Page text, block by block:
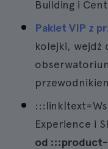
Building i
Pakiet VIP z
kolejki, wejdź
Experience i
od